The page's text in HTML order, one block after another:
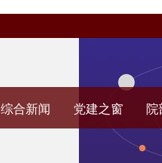
综合新闻 党建之窗